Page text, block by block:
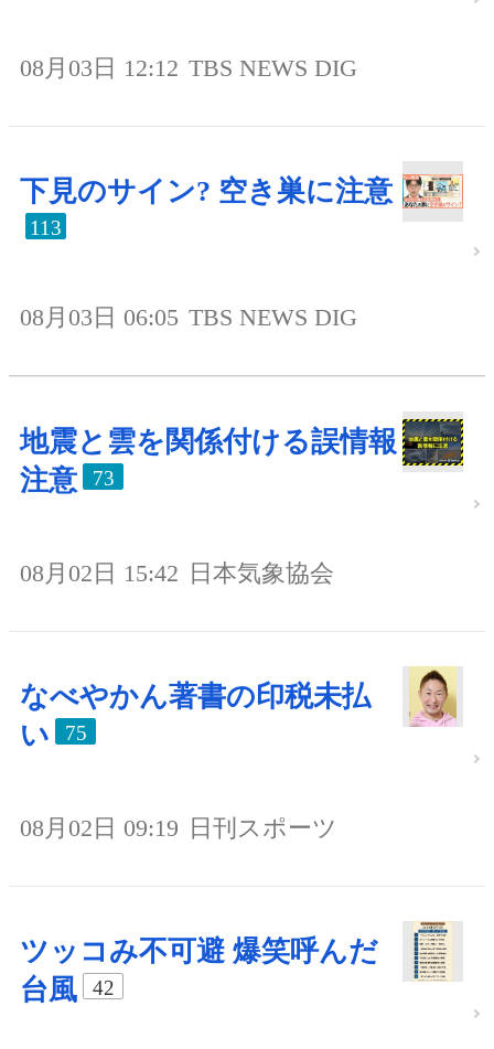
08月03日 12:12 TBS NEWS DIG
下見のサイン? 空き巣に注意
113
08月03日 06:05 TBS NEWS DIG
地震と雲を関係付ける誤情報
注意
73
08月02日 15:42 日本気象協会
なべやかん著書の印税未払
い
75
08月02日 09:19 日刊スポーツ
ツッコみ不可避 爆笑呼んだ
台風
42